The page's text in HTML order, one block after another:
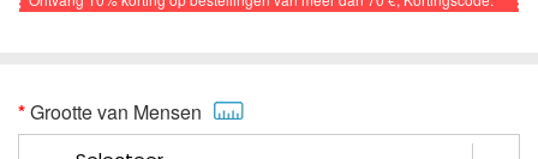
Grootte van Mensen